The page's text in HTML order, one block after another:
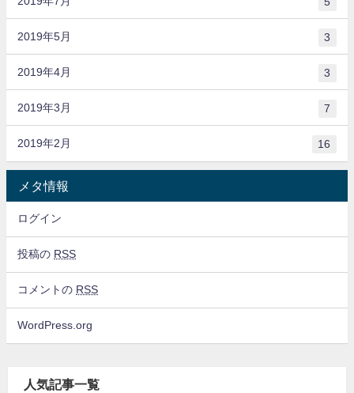
2019年5月 3
2019年4月 3
2019年3月 7
2019年2月 16
メタ情報
ログイン
投稿の RSS
コメントの RSS
WordPress.org
人気記事一覧